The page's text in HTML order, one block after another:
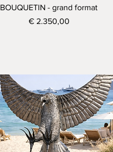
Visualização rápida
BOUQUETIN - grand format
Preço
€ 2.350,00